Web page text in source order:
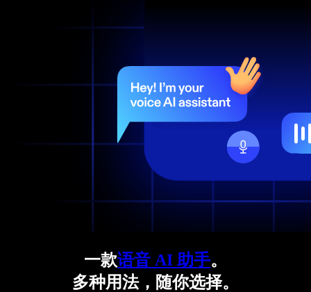
一款语音 AI 助手。
多种用法，随你选择。